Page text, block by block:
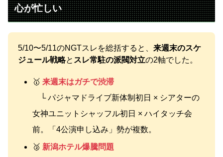
心が忙しい
5/10〜5/11のNGTスレを総括すると、 来週末のスケ
ジュール戦略と スレ常駐の派閥対立の2軸でした。
🥇来週末はガチで渋滞
└ パジャマドライブ新体制初日 × シアターの
女神ユニットシャッフル初日 × ハイタッチ会
前。「4公演申し込み」勢が複数。
🥈新潟ホテル爆騰問題